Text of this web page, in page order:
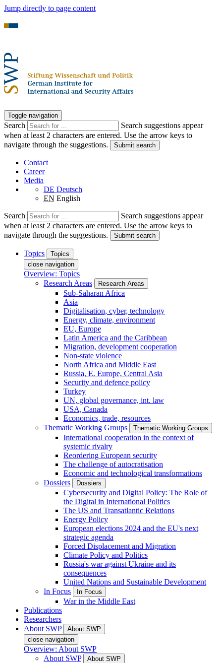
Jump directly to page content
Toggle navigation
Search
Search suggestions appear
when at least 2 characters are entered. Use the arrow keys to
navigate through the suggestions.
Submit search
Contact
Career
Media
DE Deutsch
EN English
Search
Search suggestions appear
when at least 2 characters are entered. Use the arrow keys to
navigate through the suggestions.
Submit search
Topics
Topics
close navigation
Overview: Topics
Research Areas
Research Areas
Sub-Saharan Africa
Asia
Digitalisation, cyber, technology
Energy, climate, environment
EU, Europe
Latin America and the Caribbean
Migration, development cooperation
Non-state violence
North Africa and Middle East
Russia, E. Europe, Central Asia
Security and defence policy
Turkey
UN, global governance, int. law
USA, Canada
Economics, trade, resources
Thematic Working Groups
Thematic Working Groups
International cooperation in the context of
systemic rivalry
Reordering European security
The challenge of autocratisation
Economic and technological transformations
Dossiers
Dossiers
Cybersecurity and Digital Policy: The Role of
the Digital in International Politics
The US and Transatlantic Relations
Energy Policy
European elections 2024 and the EU's next
strategic agenda
Forced Displacement and Migration
Climate Policy and Politics
Russia's war against Ukraine and its
consequences
United Nations and Sustainable Development
In Focus
In Focus
War in the Middle East
Publications
Researchers
About SWP
About SWP
close navigation
Overview: About SWP
About SWP
About SWP